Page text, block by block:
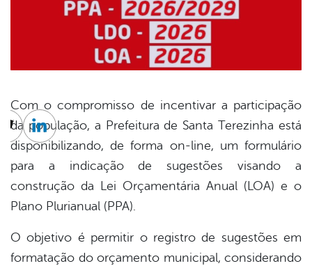
Com o compromisso de incentivar a participação
da população, a Prefeitura de Santa Terezinha está
disponibilizando, de forma on-line, um formulário
para a indicação de sugestões visando a
construção da Lei Orçamentária Anual (LOA) e o
Plano Plurianual (PPA).
O objetivo é permitir o registro de sugestões em
formatação do orçamento municipal, considerando
Twitter
Linkedin